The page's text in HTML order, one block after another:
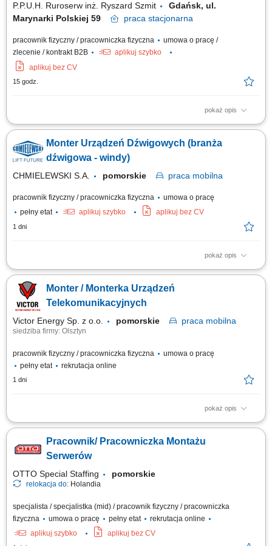
P.P.U.H. Ruroserw inż. Ryszard Szmit
Gdańsk, ul.
Marynarki Polskiej 59
praca stacjonarna
pracownik fizyczny / pracowniczka fizyczna
umowa o pracę /
zlecenie / kontrakt B2B
aplikuj szybko
aplikuj bez CV
15 godz.
pokaż opis
prace rurarsko - monterskie, makietowanie rur, wymiana.
Monter Urządzeń Dźwigowych (branża
dźwigowa - windy)
CHMIELEWSKI S.A. pomorskie praca mobilna
pracownik fizyczny / pracowniczka fizyczna
umowa o pracę
pełny etat
aplikuj szybko aplikuj bez CV
1 dni
pokaż opis
Zakres obowiązków Montaż oraz uruchamianie urządzeń dźwigowych
(nowe urządzenia oraz modernizacje); Dbanie o porządek w miejscu
pracy oraz przestrzeganie standardów firmy; Kontrola jakości
zmontowanych urządzeń dźwigowych; Weryfikacja urządzeń pod kątem
zgodności z dokumentacją...
Monter / Monterka Urządzeń
Telekomunikacyjnych
Victor Energy Sp. z o.o. pomorskie praca mobilna
siedziba firmy: Olsztyn
pracownik fizyczny / pracowniczka fizyczna
umowa o pracę
pełny etat
rekrutacja online
1 dni
pokaż opis
Opis stanowiska: Praca mobilna (realizacje na terenie całej Polski)
Pracownik/ Pracowniczka Montażu
Serwerów
OTTO Special Staffing pomorskie
relokacja do: Holandia
specjalista / specjalistka (mid) / pracownik fizyczny / pracowniczka
fizyczna
umowa o pracę pełny etat
rekrutacja online
aplikuj szybko
aplikuj bez CV